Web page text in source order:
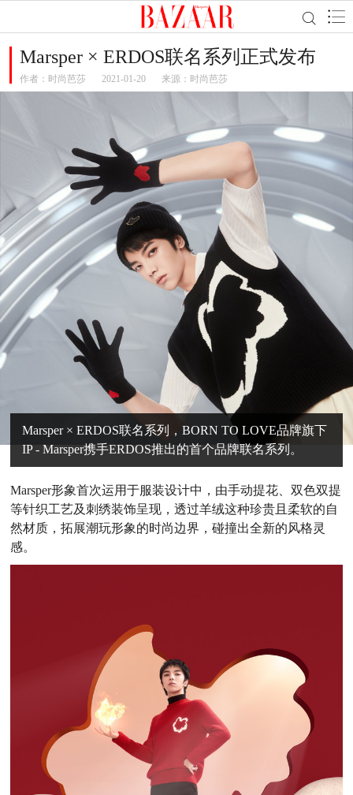
Marsper × ERDOS联名系列正式发布
作者： 时尚芭莎 2021-01-20 来源：时尚芭莎
Marsper × ERDOS联名系列，BORN TO LOVE品牌旗下
IP - Marsper携手ERDOS推出的首个品牌联名系列。
Marsper形象首次运用于服装设计中，由手动提花、双色双提
等针织工艺及刺绣装饰呈现，透过羊绒这种珍贵且柔软的自
然材质，拓展潮玩形象的时尚边界，碰撞出全新的风格灵
感。